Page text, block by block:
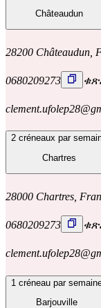
Châteaudun
28200 Châteaudun,
0680209273
2 créneaux par
Chartres
28000 Chartres,
0680209273
1 créneau par
Barjouville